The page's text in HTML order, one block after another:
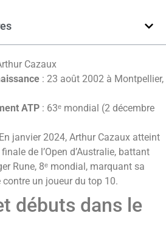
Cazaux
: 23 août 2002 à Montpellier,
ATP : 63ᵉ mondial (2 décembre
janvier 2024, Arthur Cazaux atteint
de l’Open d’Australie, battant
Rune, 8ᵉ mondial, marquant sa
contre un joueur du top 10.
débuts dans le